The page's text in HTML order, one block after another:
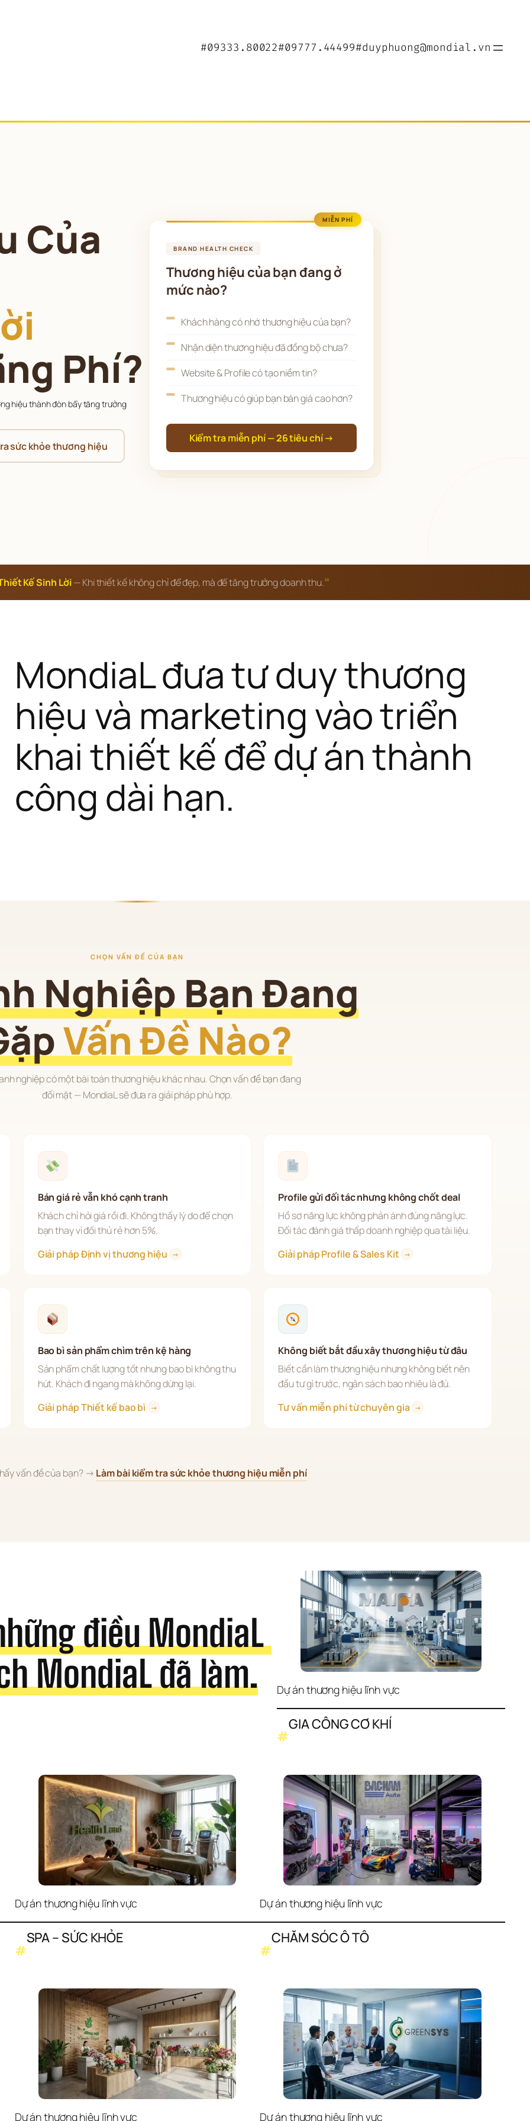
#09333.80022#09777.44499#duyphuong@mondial.vn
Của
Phí?
hiệu thành đòn bẩy tăng trưởng
sức khỏe thương hiệu
MIỄN PHÍ
BRAND HEALTH CHECK
Thương hiệu của bạn đang ở
mức nào?
Khách hàng có nhớ thương hiệu của bạn?
Nhận diện thương hiệu đã đồng bộ chưa?
Website & Profile có tạo niềm tin?
Thương hiệu có giúp bạn bán giá cao hơn?
Kiểm tra miễn phí — 26 tiêu chí →
Kế Sinh Lời— Khi thiết kế không chỉ để đẹp, mà để tăng trưởng doanh thu.“
MondiaL đưa tư duy thương
hiệu và marketing vào triển
khai thiết kế để dự án thành
công dài hạn.
CHỌN VẤN ĐỀ CỦA BẠN
Nghiệp Bạn Đang
Vấn Đề Nào?
nghiệp có một bài toán thương hiệu khác nhau. Chọn vấn đề bạn đang
đối mặt — MondiaL sẽ đưa ra giải pháp phù hợp.
Bán giá rẻ vẫn khó cạnh tranh
Khách chỉ hỏi giá rồi đi. Không thấy lý do để chọn
bạn thay vì đối thủ rẻ hơn 5%.
Giải pháp Định vị thương hiệu
→
Profile gửi đối tác nhưng không chốt deal
Hồ sơ năng lực không phản ánh đúng năng lực.
Đối tác đánh giá thấp doanh nghiệp qua tài liệu.
Giải pháp Profile & Sales Kit
→
Bao bì sản phẩm chìm trên kệ hàng
Sản phẩm chất lượng tốt nhưng bao bì không thu
hút. Khách đi ngang mà không dừng lại.
Giải pháp Thiết kế bao bì
→
Không biết bắt đầu xây thương hiệu từ đâu
Biết cần làm thương hiệu nhưng không biết nên
đầu tư gì trước, ngân sách bao nhiêu là đủ.
Tư vấn miễn phí từ chuyên gia →
vấn đề của bạn? → Làm bài kiểm tra sức khỏe thương hiệu miễn phí
điều MondiaL
MondiaL đã làm.
Dự án thương hiệu lĩnh vực
#
GIA CÔNG CƠ KHÍ
Dự án thương hiệu lĩnh vực
#
SPA – SỨC KHỎE
Dự án thương hiệu lĩnh vực
#
CHĂM SÓC Ô TÔ
Dự án thương hiệu lĩnh vực Dự án thương hiệu lĩnh vực